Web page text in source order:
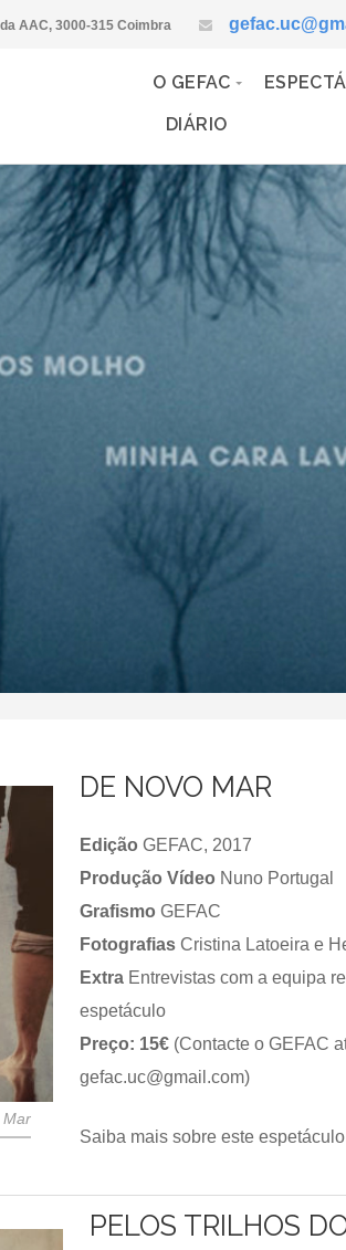
AAC, 3000-315 Coimbra
O GEFAC
DIÁRIO
Mar
DE NOVO MAR
Edição GEFAC, 2017
Produção Vídeo Nuno Portugal
Grafismo GEFAC
FotografiasCristina Latoeira e
ExtraEntrevistas com a equipa
espetáculo
Preço: 15€(Contacte o GEFAC
gefac.uc@gmail.com)
Saiba mais sobre este espetáculo
PELOS TRILHOS